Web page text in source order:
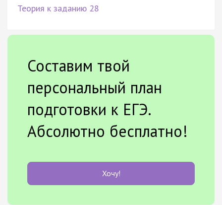
Теория к заданию 28
Составим твой
персональный план
подготовки к ЕГЭ.
Абсолютно бесплатно!
Хочу!